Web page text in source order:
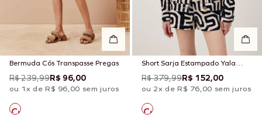
Bermuda Cós Transpasse Pregas
R$ 239,99R$ 96,00
ou 1x de R$ 96,00 sem juros
Short Sarja Estampado Yala
Preto
R$ 379,99R$ 152,00
ou 2x de R$ 76,00 sem juros